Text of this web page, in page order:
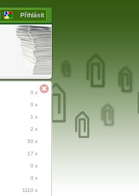
Přihlásit
0 x
0 x
1 x
2 x
50 x
17 x
0 x
0 x
1110 x